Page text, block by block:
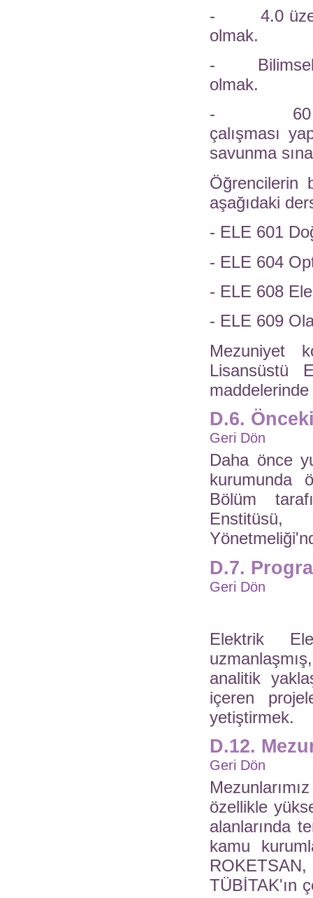
- 4.0
olmak.
- Bilimsel
olmak.
- 60
çalışması
savunma
Öğrencilerin
aşağıdaki
- ELE 601
- ELE 604
- ELE 608
- ELE 609
Mezuniyet
Lisansüstü
D.6.
Geri Dön
Daha önce
kurumunda
Bölüm
D.7.
Geri Dön
Elektrik
analitik
içeren
yetiştirmek.
D.12.
Geri Dön
özellikle
alanlarında
kamu
TÜBİTAK'ın